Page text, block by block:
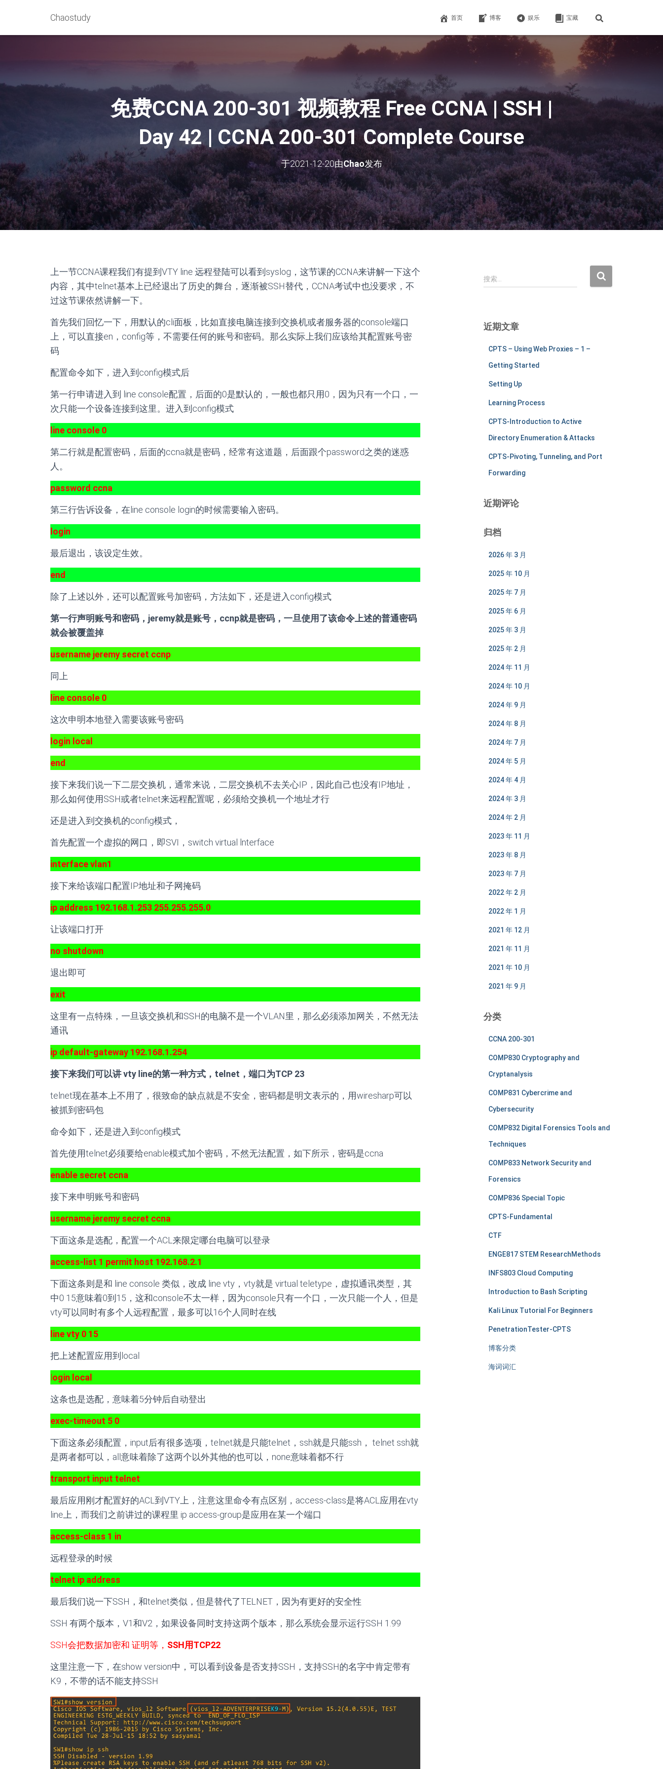
Chaostudy 首页 博客 娱乐 宝藏
免费CCNA 200-301 视频教程 Free CCNA | SSH |
Day 42 | CCNA 200-301 Complete Course
于2021-12-20由Chao发布
上一节CCNA课程我们有提到VTY line 远程登陆可以看到syslog，这节课的CCNA来讲解一下这个
内容，其中telnet基本上已经退出了历史的舞台，逐渐被SSH替代，CCNA考试中也没要求，不
过这节课依然讲解一下。
首先我们回忆一下，用默认的cli面板，比如直接电脑连接到交换机或者服务器的console端口
上，可以直接en，config等，不需要任何的账号和密码。那么实际上我们应该给其配置账号密
码
配置命令如下，进入到config模式后
第一行申请进入到 line console配置，后面的0是默认的，一般也都只用0，因为只有一个口，一
次只能一个设备连接到这里。进入到config模式
line console 0
第二行就是配置密码，后面的ccna就是密码，经常有这道题，后面跟个password之类的迷惑
人。
password ccna
第三行告诉设备，在line console login的时候需要输入密码。
login
最后退出，该设定生效。
end
除了上述以外，还可以配置账号加密码，方法如下，还是进入config模式
第一行声明账号和密码，jeremy就是账号，ccnp就是密码，一旦使用了该命令上述的普通密码
就会被覆盖掉
username jeremy secret ccnp
同上
line console 0
这次申明本地登入需要该账号密码
login local
end
接下来我们说一下二层交换机，通常来说，二层交换机不去关心IP，因此自己也没有IP地址，
那么如何使用SSH或者telnet来远程配置呢，必须给交换机一个地址才行
还是进入到交换机的config模式，
首先配置一个虚拟的网口，即SVI，switch virtual lnterface
interface vlan1
接下来给该端口配置IP地址和子网掩码
ip address 192.168.1.253 255.255.255.0
让该端口打开
no shutdown
退出即可
exit
这里有一点特殊，一旦该交换机和SSH的电脑不是一个VLAN里，那么必须添加网关，不然无法
通讯
ip default-gateway 192.168.1.254
接下来我们可以讲 vty line的第一种方式，telnet，端口为TCP 23
telnet现在基本上不用了，很致命的缺点就是不安全，密码都是明文表示的，用wiresharp可以
被抓到密码包
命令如下，还是进入到config模式
首先使用telnet必须要给enable模式加个密码，不然无法配置，如下所示，密码是ccna
enable secret ccna
接下来申明账号和密码
username jeremy secret ccna
下面这条是选配，配置一个ACL来限定哪台电脑可以登录
access-list 1 permit host 192.168.2.1
下面这条则是和 line console 类似，改成 line vty，vty就是 virtual teletype，虚拟通讯类型，其
中0 15意味着0到15，这和console不太一样，因为console只有一个口，一次只能一个人，但是
vty可以同时有多个人远程配置，最多可以16个人同时在线
line vty 0 15
把上述配置应用到local
ogin local
这条也是选配，意味着5分钟后自动登出
exec-timeout 5 0
下面这条必须配置，input后有很多选项，telnet就是只能telnet，ssh就是只能ssh， telnet ssh就
是两者都可以，all意味着除了这两个以外其他的也可以，none意味着都不行
transport input telnet
最后应用刚才配置好的ACL到VTY上，注意这里命令有点区别，access-class是将ACL应用在vty
line上，而我们之前讲过的课程里 ip access-group是应用在某一个端口
access-class 1 in
远程登录的时候
telnet ip address
最后我们说一下SSH，和telnet类似，但是替代了TELNET，因为有更好的安全性
SSH 有两个版本，V1和V2，如果设备同时支持这两个版本，那么系统会显示运行SSH 1.99
SSH会把数据加密和 证明等， SSH用TCP22
这里注意一下，在show version中，可以看到设备是否支持SSH，支持SSH的名字中肯定带有
K9，不带的话不能支持SSH
搜
索
搜索…
近期文章
CPTS – Using Web Proxies – 1 –
Getting Started
Setting Up
Learning Process
CPTS-Introduction to Active
Directory Enumeration & Attacks
CPTS-Pivoting, Tunneling, and Port
Forwarding
近期评论
归档
2026 年 3 月
2025 年 10 月
2025 年 7 月
2025 年 6 月
2025 年 3 月
2025 年 2 月
2024 年 11 月
2024 年 10 月
2024 年 9 月
2024 年 8 月
2024 年 7 月
2024 年 5 月
2024 年 4 月
2024 年 3 月
2024 年 2 月
2023 年 11 月
2023 年 8 月
2023 年 7 月
2022 年 2 月
2022 年 1 月
2021 年 12 月
2021 年 11 月
2021 年 10 月
2021 年 9 月
分类
CCNA 200-301
COMP830 Cryptography and
Cryptanalysis
COMP831 Cybercrime and
Cybersecurity
COMP832 Digital Forensics Tools and
Techniques
COMP833 Network Security and
Forensics
COMP836 Special Topic
CPTS-Fundamental
CTF
ENGE817 STEM ResearchMethods
INFS803 Cloud Computing
Introduction to Bash Scripting
Kali Linux Tutorial For Beginners
PenetrationTester-CPTS
博客分类
海词词汇